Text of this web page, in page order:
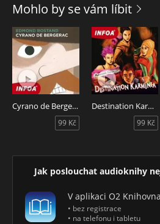
Mohlo by se vám líbit
Cyrano de Bergerac
99 Kč
Destination Karminia
99 Kč
Jak poslouchat audioknihy
V aplikaci O2 Knihovna
• bez registrace
• na telefonu i tabletu